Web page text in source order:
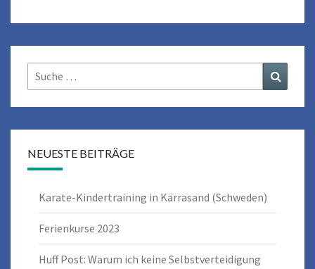
Suche
nach:
NEUESTE BEITRÄGE
Karate-Kindertraining in Kärrasand (Schweden)
Ferienkurse 2023
Huff Post: Warum ich keine Selbstverteidigung